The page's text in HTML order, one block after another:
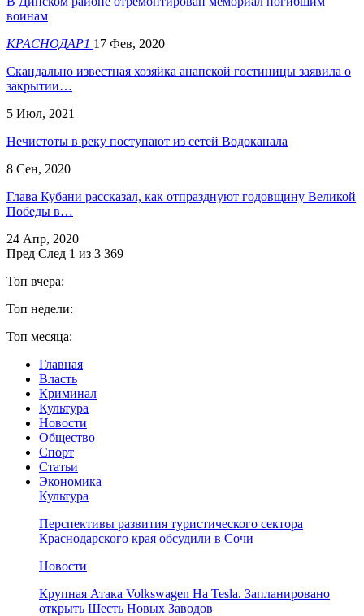
воинам
КРАСНОДАР1 17 Фев, 2020
Скандально известная хозяйка анапской гостиницы заявила о
закрытии…
5 Июл, 2021
Нечистоты в реку поступают из сетей Водоканала
8 Сен, 2020
Глава Кубани рассказал, как отпразднуют годовщину Великой
Победы в…
24 Апр, 2020
Пред След 1 из 3 369
Топ вчера:
Топ недели:
Топ месяца:
Главная
Власть
Криминал
Культура
Новости
Общество
Спорт
Статьи
Экономика
Культура
Перспективы развития туристического сектора
Краснодарского края обсудили в Сочи
Новости
Крупная Атака Volkswagen На Tesla. Запланировано
открыть Шесть Новых Заводов